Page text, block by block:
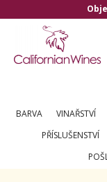
BARVA VINAŘSTVÍ
PŘÍSLUŠENSTVÍ